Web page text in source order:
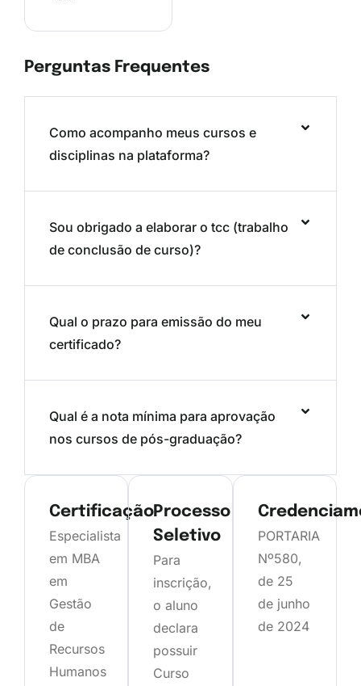
Perguntas Frequentes
Como acompanho meus cursos e
disciplinas na plataforma?
Sou obrigado a elaborar o tcc (trabalho
de conclusão de curso)?
Qual o prazo para emissão do meu
certificado?
Qual é a nota mínima para aprovação
nos cursos de pós-graduação?
Certificação
Especialista
em MBA
em
Gestão
de
Recursos
Humanos
Processo
Seletivo
Para
inscrição,
o aluno
declara
possuir
Curso
PORTARIA
Nº580,
de 25
de junho
de 2024